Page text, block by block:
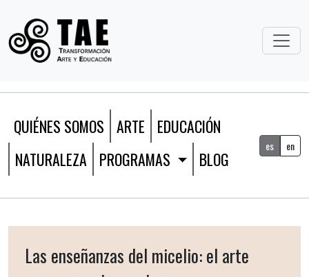
QUIÉNES SOMOS ARTE
EDUCACIÓN
NATURALEZA
PROGRAMAS BLOG
es en
Las enseñanzas del micelio: el arte